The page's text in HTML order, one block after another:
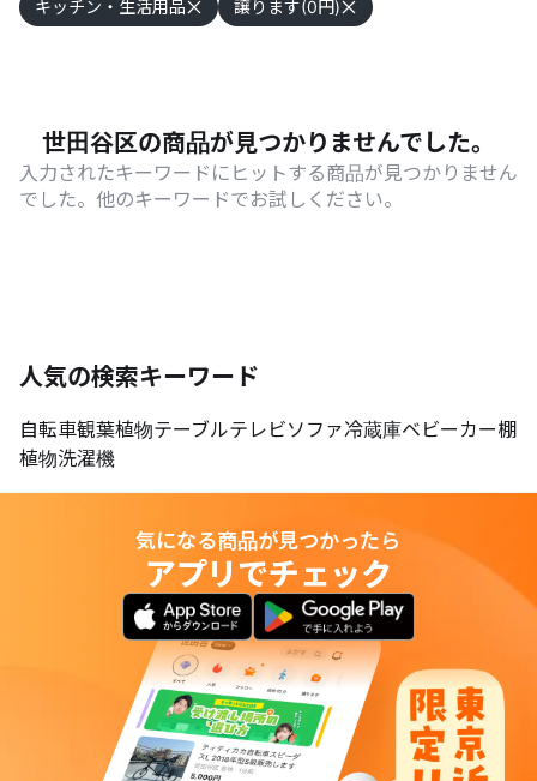
キッチン・生活用品 譲ります(0円)
世田谷区の商品が見つかりませんでした。
入力されたキーワードにヒットする商品が見つかりません
でした。他のキーワードでお試しください。
人気の検索キーワード
自転車観葉植物テーブルテレビソファ冷蔵庫ベビーカー棚
植物洗濯機
気になる商品が見つかったら
アプリでチェック